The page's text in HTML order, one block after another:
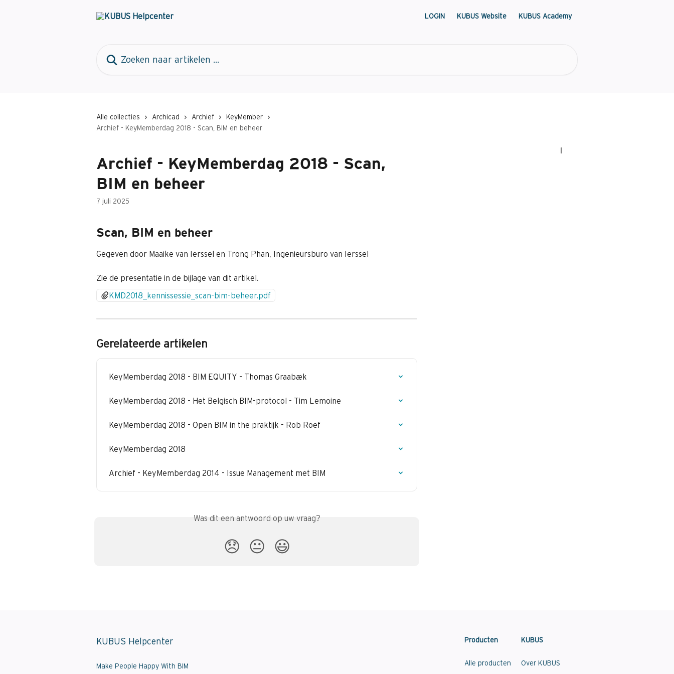
LOGIN KUBUS Website KUBUS Academy
Alle collecties Archicad Archief
KeyMember
Archief - KeyMemberdag 2018 - Scan, BIM en beheer
Archief - KeyMemberdag 2018 - Scan,
BIM en beheer
7 juli 2025
Scan, BIM en beheer
Gegeven door Maaike van Ierssel en Trong Phan, Ingenieursburo van Ierssel
Zie de presentatie in de bijlage van dit artikel.
KMD2018_kennissessie_scan-bim-beheer.pdf
Gerelateerde artikelen
KeyMemberdag 2018 - BIM EQUITY - Thomas Graabæk
KeyMemberdag 2018 - Het Belgisch BIM-protocol - Tim Lemoine
KeyMemberdag 2018 - Open BIM in the praktijk - Rob Roef
KeyMemberdag 2018
Archief - KeyMemberdag 2014 - Issue Management met BIM
Was dit een antwoord op uw vraag?
😞 😐 😃
KUBUS Helpcenter
Make People Happy With BIM
Producten
Alle producten
KUBUS
Over KUBUS